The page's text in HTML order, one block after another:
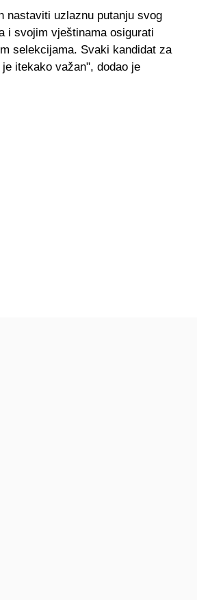
nastaviti uzlaznu putanju svog
i svojim vještinama osigurati
selekcijama. Svaki kandidat za
itekako važan", dodao je